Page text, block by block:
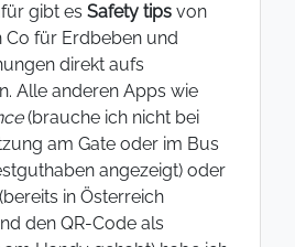
gibt es Safety tips von
Co für Erdbeben und
direkt aufs
Alle anderen Apps wie
(brauche ich nicht bei
am Gate oder im Bus
angezeigt) oder
in Österreich
den QR-Code als